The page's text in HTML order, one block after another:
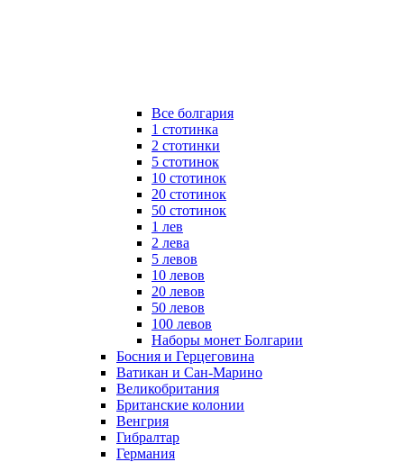
Все болгария
1 стотинка
2 стотинки
5 стотинок
10 стотинок
20 стотинок
50 стотинок
1 лев
2 лева
5 левов
10 левов
20 левов
50 левов
100 левов
Наборы монет Болгарии
Босния и Герцеговина
Ватикан и Сан-Марино
Великобритания
Британские колонии
Венгрия
Гибралтар
Германия